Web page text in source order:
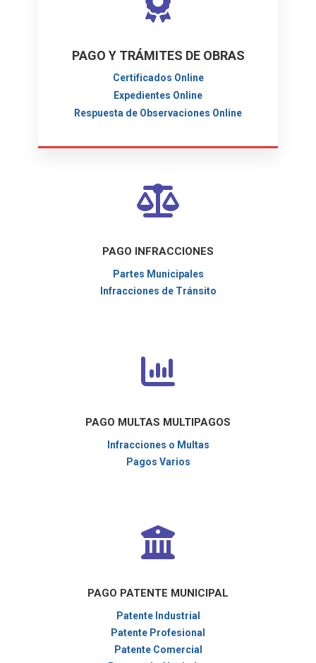
PAGO Y TRÁMITES DE OBRAS
Certificados Online
Expedientes Online
Respuesta de Observaciones Online
PAGO INFRACCIONES
Partes Municipales
Infracciones de Tránsito
PAGO MULTAS MULTIPAGOS
Infracciones o Multas
Pagos Varios
PAGO PATENTE MUNICIPAL
Patente Industrial
Patente Profesional
Patente Comercial